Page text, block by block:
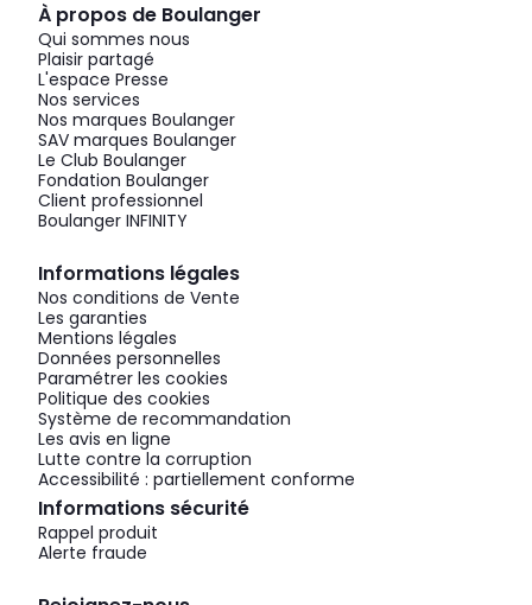
À propos de Boulanger
Qui sommes nous
Plaisir partagé
L'espace Presse
Nos services
Nos marques Boulanger
SAV marques Boulanger
Le Club Boulanger
Fondation Boulanger
Client professionnel
Boulanger INFINITY
Informations légales
Nos conditions de Vente
Les garanties
Mentions légales
Données personnelles
Paramétrer les cookies
Politique des cookies
Système de recommandation
Les avis en ligne
Lutte contre la corruption
Accessibilité : partiellement conforme
Informations sécurité
Rappel produit
Alerte fraude